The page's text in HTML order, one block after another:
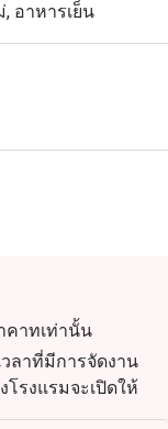
อาหารเย็น
คาทเท่านั้น
ลาที่มีการจัดงาน
โรงแรมจะเปิดให้
น ทางเราขออภัย